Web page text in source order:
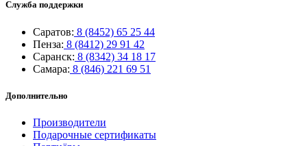
Служба поддержки
Саратов: 8 (8452) 65 25 44
Пенза: 8 (8412) 29 91 42
Саранск: 8 (8342) 34 18 17
Самара: 8 (846) 221 69 51
Дополнительно
Производители
Подарочные сертификаты